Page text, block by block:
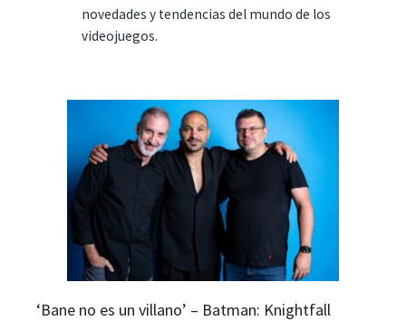
novedades y tendencias del mundo de los
videojuegos.
‘Bane no es un villano’ – Batman: Knightfall